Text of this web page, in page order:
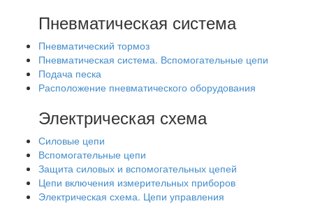
Пневматическая система
Пневматический тормоз
Пневматическая система. Вспомогательные цепи
Подача песка
Расположение пневматического оборудования
Электрическая схема
Силовые цепи
Вспомогательные цепи
Защита силовых и вспомогательных цепей
Цепи включения измерительных приборов
Электрическая схема. Цепи управления